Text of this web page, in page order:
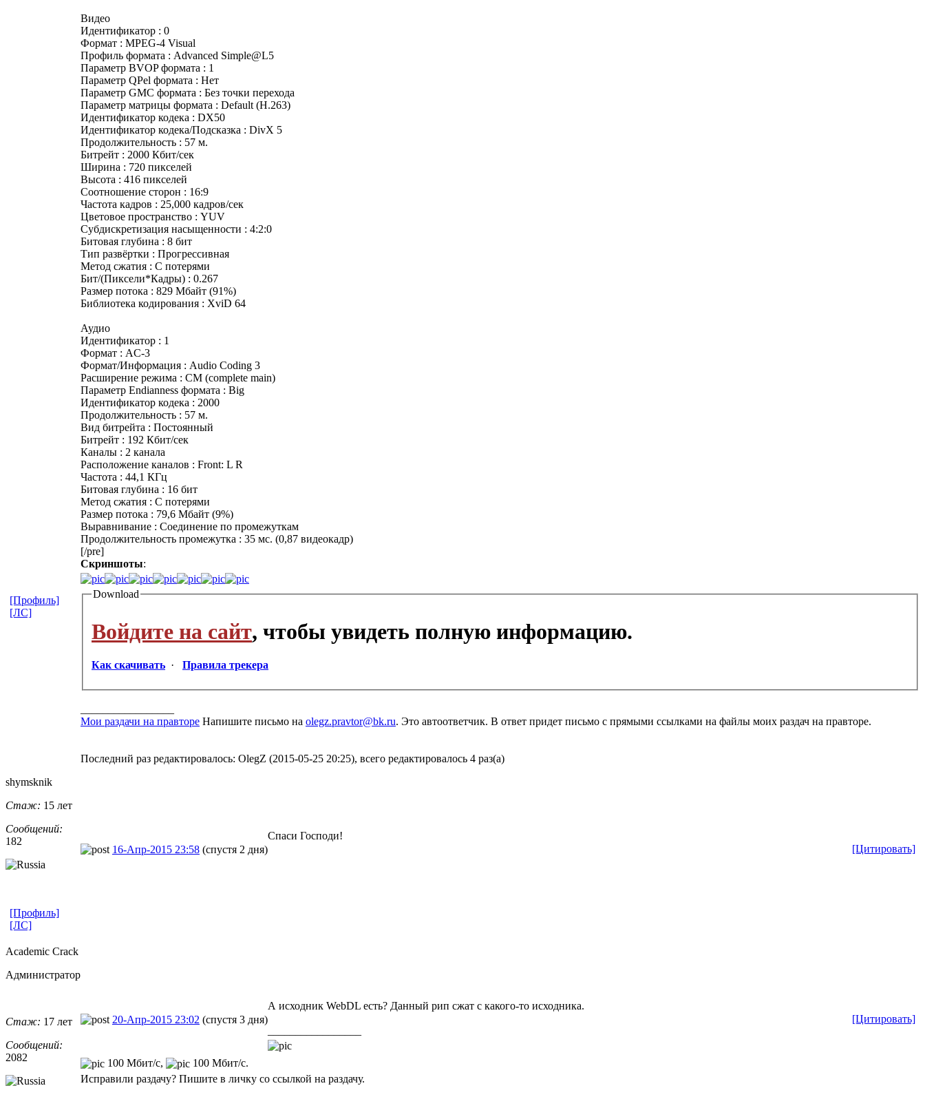
Видео
Идентификатор : 0
Формат : MPEG-4 Visual
Профиль формата : Advanced Simple@L5
Параметр BVOP формата : 1
Параметр QPel формата : Нет
Параметр GMC формата : Без точки перехода
Параметр матрицы формата : Default (H.263)
Идентификатор кодека : DX50
Идентификатор кодека/Подсказка : DivX 5
Продолжительность : 57 м.
Битрейт : 2000 Кбит/сек
Ширина : 720 пикселей
Высота : 416 пикселей
Соотношение сторон : 16:9
Частота кадров : 25,000 кадров/сек
Цветовое пространство : YUV
Субдискретизация насыщенности : 4:2:0
Битовая глубина : 8 бит
Тип развёртки : Прогрессивная
Метод сжатия : С потерями
Бит/(Пиксели*Кадры) : 0.267
Размер потока : 829 Мбайт (91%)
Библиотека кодирования : XviD 64
Аудио
Идентификатор : 1
Формат : AC-3
Формат/Информация : Audio Coding 3
Расширение режима : CM (complete main)
Параметр Endianness формата : Big
Идентификатор кодека : 2000
Продолжительность : 57 м.
Вид битрейта : Постоянный
Битрейт : 192 Кбит/сек
Каналы : 2 канала
Расположение каналов : Front: L R
Частота : 44,1 КГц
Битовая глубина : 16 бит
Метод сжатия : С потерями
Размер потока : 79,6 Мбайт (9%)
Выравнивание : Соединение по промежуткам
Продолжительность промежутка : 35 мс. (0,87 видеокадр)
[/pre]
Скриншоты:
Download
Войдите на сайт, чтобы увидеть полную информацию.
Как скачивать · Правила трекера
Мои раздачи на правторе Напишите письмо на olegz.pravtor@bk.ru. Это автоответчик. В ответ придет письмо с прямыми ссылками на файлы моих раздач на правторе.
Последний раз редактировалось: OlegZ (2015-05-25 20:25), всего редактировалось 4 раз(а)
[Профиль]
[ЛС]
shymsknik
Стаж: 15 лет
Сообщений:
182
16-Апр-2015 23:58 (спустя 2 дня) [Цитировать]
Спаси Господи!
[Профиль]
[ЛС]
Academic Crack
Администратор
Стаж: 17 лет
Сообщений:
2082
20-Апр-2015 23:02 (спустя 3 дня) [Цитировать]
А исходник WebDL есть? Данный рип сжат с какого-то исходника.
100 Мбит/с,
100 Мбит/с.
Исправили раздачу? Пишите в личку со ссылкой на раздачу.